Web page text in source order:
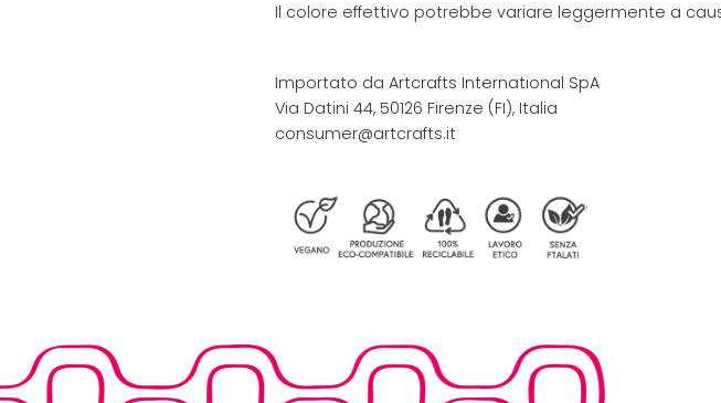
Il colore effettivo potrebbe variare leggermente a
Importato da Artcrafts International SpA
Via Datini 44, 50126 Firenze (FI), Italia
consumer@artcrafts.it